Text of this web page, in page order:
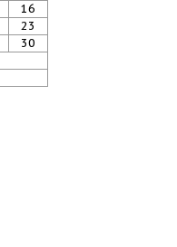
16
23
30